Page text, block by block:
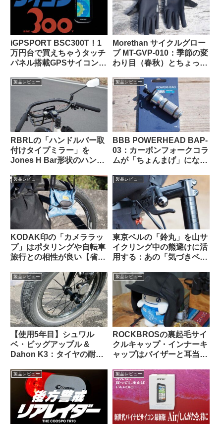
イズ】
iGPSPORT BSC300T！1
万円台で買えちゃうタッチ
パネル搭載GPSサイコンっ
Morethan サイクルグロー
ブ MT-GVP-010：季節の変
わり目（春秋）とちょっと
製品レビュー
RBRLの「ハンドルバー取
付けタイプミラー」を
Jones H Bar形状のハンド
リでした
製品レビュー
BBB POWERHEAD BAP-
03：カーボンフォークコラ
ムが「ちょんまげ」になっ
た【ロングタイプのプレッ
シャープラグ】
製品レビュー
KODAK印の「カメララッ
プ」はポタリングや自転車
旅行との相性が良い【省ス
水】
製品レビュー
東京ベルの「鈴丸」を山サ
イクリング中の熊避けに活
用する：あの「気づきベ
るようにした感じで超便利
製品レビュー
【使用5年目】シュワル
ベ・ビッグアップル &
Dahon K3：タイヤの耐久
あったか
製品レビュー
ROCKBROSの裏起毛サイ
クルキャップ・インナーキ
ャップはバイザーと耳当て
冬の高強度ライドにも良し
製品レビュー 製品レビュー